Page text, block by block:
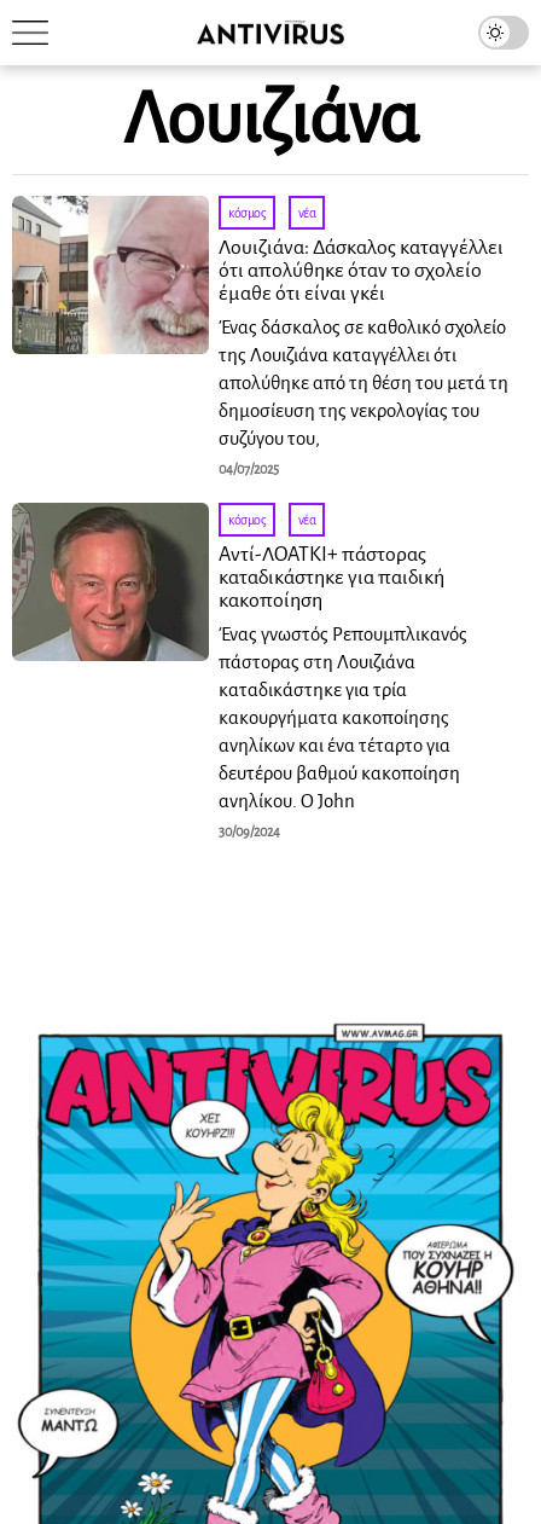
Λουιζιάνα
κόσμος · νέα
Λουιζιάνα: Δάσκαλος καταγγέλλει
ότι απολύθηκε όταν το σχολείο
έμαθε ότι είναι γκέι
Ένας δάσκαλος σε καθολικό σχολείο
της Λουιζιάνα καταγγέλλει ότι
απολύθηκε από τη θέση του μετά τη
δημοσίευση της νεκρολογίας του
συζύγου του,
04/07/2025
κόσμος · νέα
Αντί-ΛΟΑΤΚΙ+ πάστορας
καταδικάστηκε για παιδική
κακοποίηση
Ένας γνωστός Ρεπουμπλικανός
πάστορας στη Λουιζιάνα
καταδικάστηκε για τρία
κακουργήματα κακοποίησης
ανηλίκων και ένα τέταρτο για
δευτέρου βαθμού κακοποίηση
ανηλίκου. Ο John
30/09/2024